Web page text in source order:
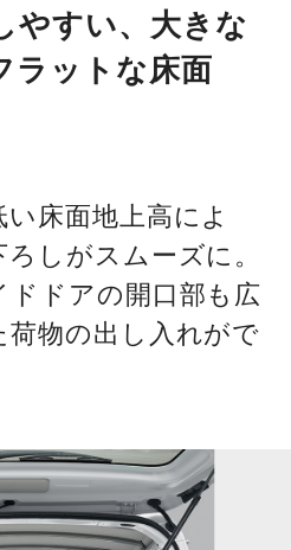
やすい、大きな
ラットな床面
床面地上高によ
しがスムーズに。
ドドアの開口部も広
荷物の出し入れがで